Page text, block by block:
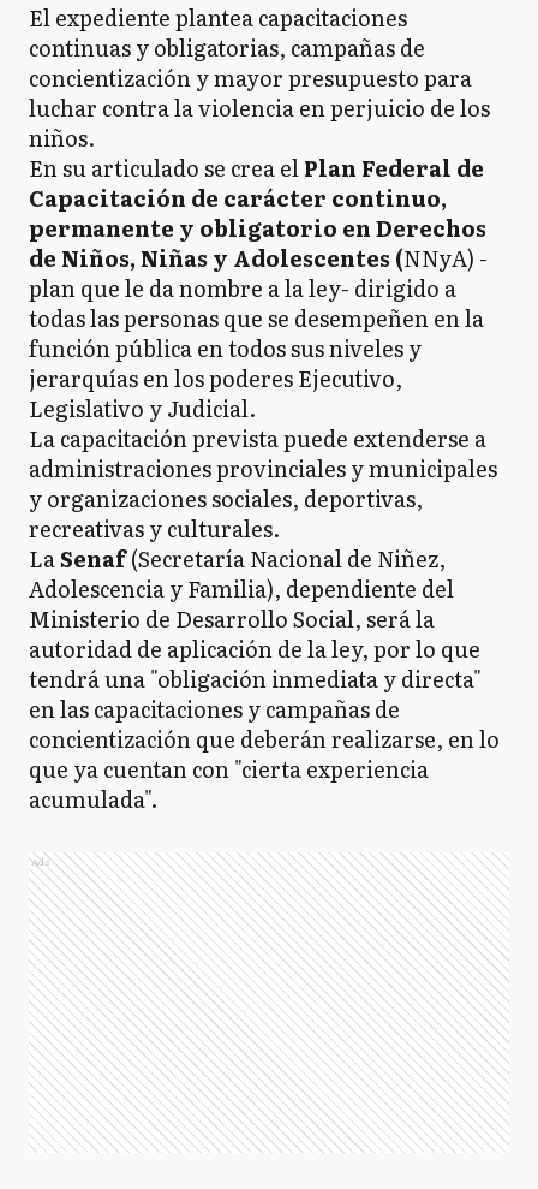
El expediente plantea capacitaciones
continuas y obligatorias, campañas de
concientización y mayor presupuesto para
luchar contra la violencia en perjuicio de los
niños.
En su articulado se crea elPlan Federal de
Capacitación de carácter continuo,
permanente y obligatorio en Derechos
de Niños, Niñas y Adolescentes (NNyA) -
plan que le da nombre a la ley- dirigido a
todas las personas que se desempeñen en la
función pública en todos sus niveles y
jerarquías en los poderes Ejecutivo,
Legislativo y Judicial.
La capacitación prevista puede extenderse a
administraciones provinciales y municipales
y organizaciones sociales, deportivas,
recreativas y culturales.
LaSenaf(Secretaría Nacional de Niñez,
Adolescencia y Familia), dependiente del
Ministerio de Desarrollo Social, será la
autoridad de aplicación de la ley, por lo que
tendrá una "obligación inmediata y directa"
en las capacitaciones y campañas de
concientización que deberán realizarse, en lo
que ya cuentan con "cierta experiencia
acumulada".
Ads